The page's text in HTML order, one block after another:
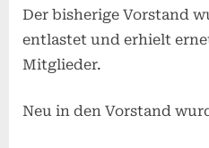
Der bisherige Vorstand
entlastet und erhielt
Mitglieder.
Neu in den Vorstand